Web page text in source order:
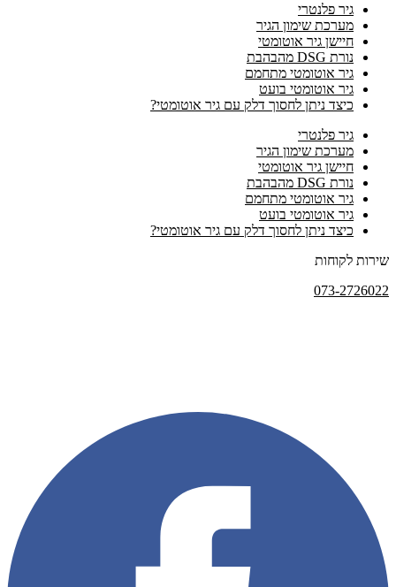
גיר פלנטרי
מערכת שימון הגיר
חיישן גיר אוטומטי
נורת DSG מהבהבת
גיר אוטומטי מתחמם
גיר אוטומטי בועט
כיצד ניתן לחסוך דלק עם גיר אוטומטי?
גיר פלנטרי
מערכת שימון הגיר
חיישן גיר אוטומטי
נורת DSG מהבהבת
גיר אוטומטי מתחמם
גיר אוטומטי בועט
כיצד ניתן לחסוך דלק עם גיר אוטומטי?
שירות לקוחות
073-2726022